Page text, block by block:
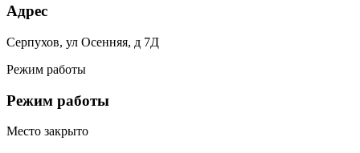
Адрес
Серпухов, ул Осенняя, д 7Д
Режим работы
Режим работы
Место закрыто